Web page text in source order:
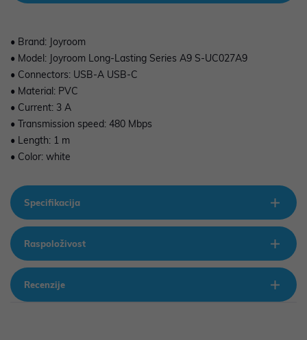
• Brand: Joyroom
• Model: Joyroom Long-Lasting Series A9 S-UC027A9
• Connectors: USB-A USB-C
• Material: PVC
• Current: 3 A
• Transmission speed: 480 Mbps
• Length: 1 m
• Color: white
Specifikacija
Raspoloživost
Recenzije